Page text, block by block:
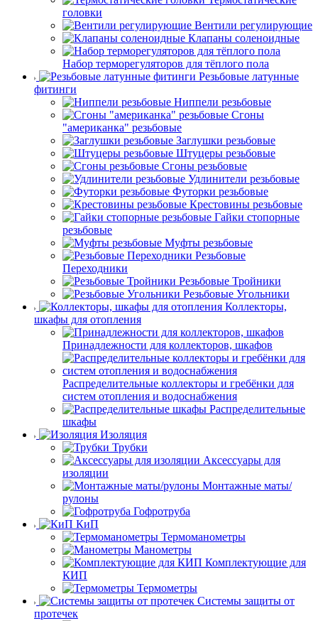
головки
Вентили регулирующие
Клапаны соленоидные
Набор терморегуляторов для тёплого пола
Резьбовые латунные
фитинги
Ниппели резьбовые
Сгоны
"американка" резьбовые
Заглушки резьбовые
Штуцеры резьбовые
Сгоны резьбовые
Удлинители резьбовые
Футорки резьбовые
Крестовины резьбовые
Гайки стопорные
резьбовые
Муфты резьбовые
Резьбовые
Переходники
Резьбовые Тройники
Резьбовые Угольники
Коллекторы,
шкафы для отопления
Принадлежности для коллекторов, шкафов
Распределительные коллекторы и гребёнки для
систем отопления и водоснабжения
Распределительные
шкафы
Изоляция
Трубки
Аксессуары для
изоляции
Монтажные маты/
рулоны
Гофротруба
КиП
Термоманометры
Манометры
Комплектующие для
КИП
Термометры
Системы защиты от
протечек